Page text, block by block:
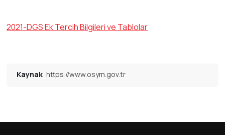
2021-DGS Ek Tercih Bilgileri ve Tablolar
Kaynak https://www.osym.gov.tr